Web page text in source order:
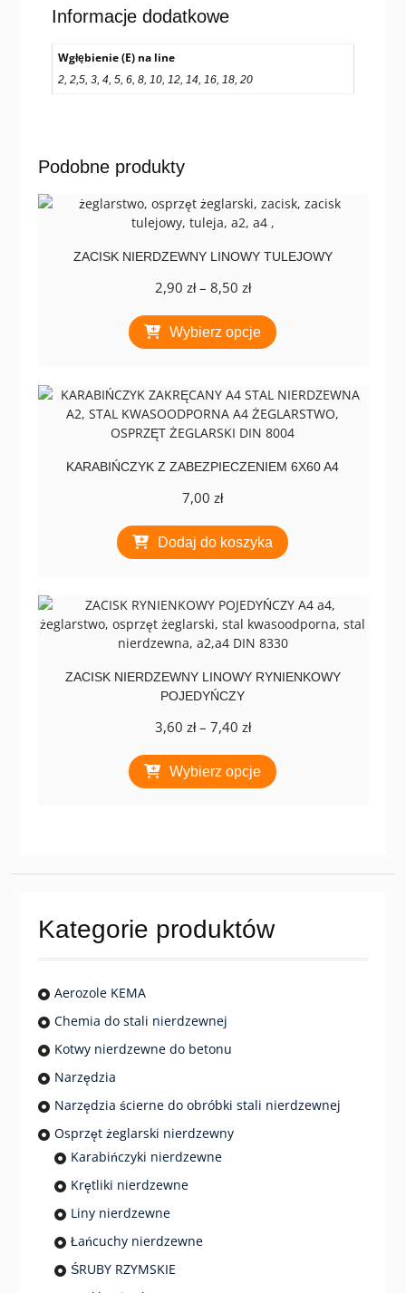
Informacje dodatkowe
Wgłębienie (E) na line
2, 2,5, 3, 4, 5, 6, 8, 10, 12, 14, 16, 18, 20
Podobne produkty
ZACISK NIERDZEWNY LINOWY TULEJOWY
2,90 zł – 8,50 złZakres
od
2,90 zł
8,50 zł
Wybierz opcje
produkt
wariantów.
Opcje
można
na
KARABIŃCZYK Z ZABEZPIECZENIEM 6X60 A4
7,00zł
Dodaj do koszyka
ZACISK NIERDZEWNY LINOWY RYNIENKOWY
POJEDYŃCZY
3,60 zł – 7,40 złZakres
od
3,60 zł
Wybierz opcje
produkt
Kategorie produktów
Aerozole KEMA
Chemia do stali nierdzewnej
Kotwy nierdzewne do betonu
Narzędzia
Narzędzia ścierne do obróbki stali nierdzewnej
Osprzęt żeglarski nierdzewny
Karabińczyki nierdzewne
Krętliki nierdzewne
Liny nierdzewne
Łańcuchy nierdzewne
ŚRUBY RZYMSKIE